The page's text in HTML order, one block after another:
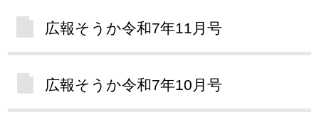
広報そうか令和7年11月号
広報そうか令和7年10月号